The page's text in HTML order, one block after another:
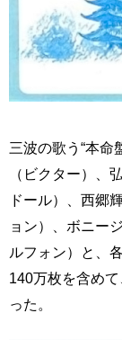
三波の歌う“本命
（ビクター）、
ドール）、西郷
ョン）、ボニー
ルフォン）と、
140万枚を含め
った。